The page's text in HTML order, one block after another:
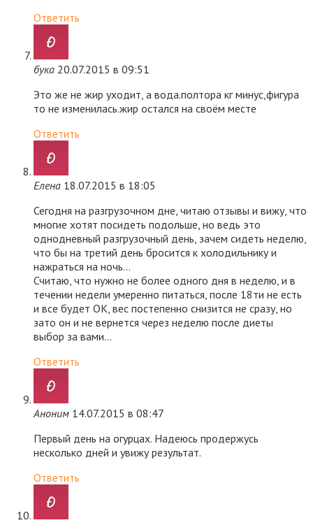
Ответить
бука 20.07.2015 в 09:51
Это же не жир уходит, а вода.полтора кг минус,фигура
то не изменилась.жир остался на своём месте
Ответить
Елена 18.07.2015 в 18:05
Сегодня на разгрузочном дне, читаю отзывы и вижу, что
многие хотят посидеть подольше, но ведь это
однодневный разгрузочный день, зачем сидеть неделю,
что бы на третий день бросится к холодильнику и
нажраться на ночь…
Считаю, что нужно не более одного дня в неделю, и в
течении недели умеренно питаться, после 18ти не есть
и все будет ОК, вес постепенно снизится не сразу, но
зато он и не вернется через неделю после диеты
выбор за вами…
Ответить
Аноним 14.07.2015 в 08:47
Первый день на огурцах. Надеюсь продержусь
несколько дней и увижу результат.
Ответить